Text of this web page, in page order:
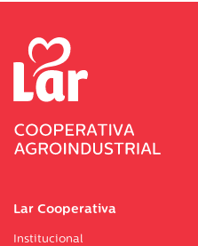
Lar Cooperativa
Institucional